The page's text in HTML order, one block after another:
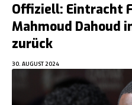
Offiziell: Eintracht
Mahmoud Dahoud
zurück
30. AUGUST 2024